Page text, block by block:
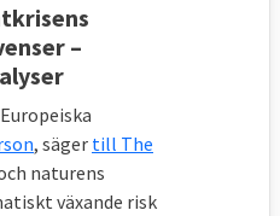
–
, säger till The
naturens
växande risk